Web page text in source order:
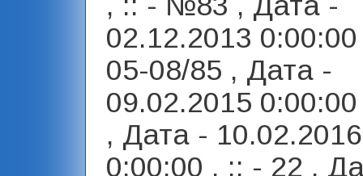
02.12.2013
05-08/85 , Дата -
09.02.2015
, Дата - 10.02.2016
0:00:00 , :: - 22 ,